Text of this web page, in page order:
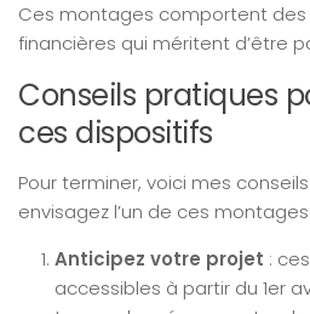
Ces montages comportent
financières qui méritent d’être
Conseils pratiques
ces dispositifs
Pour terminer, voici mes
envisagez l’un de ces montages
Anticipez votre projet :
accessibles à partir du 1er